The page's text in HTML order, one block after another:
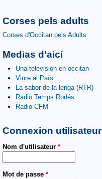
Corses pels adults
Corses d'Occitan pels Adults
Medias d'aicí
Una television en occitan
Viure al País
La sabor de la lenga (RTR)
Radio Temps Rodés
Radio CFM
Connexion utilisateur
Nom d'utilisateur *
Mot de passe *